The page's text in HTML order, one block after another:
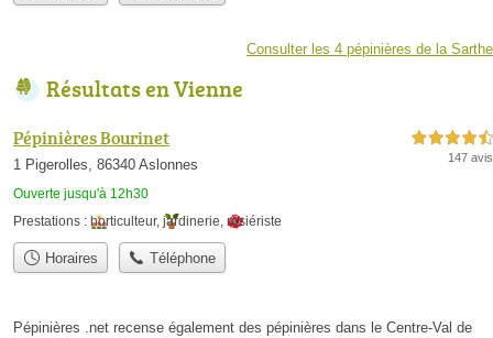
Consulter les 4 pépinières de la Sarthe
Résultats en Vienne
Pépinières Bourinet
1 Pigerolles, 86340 Aslonnes
Ouverte jusqu'à 12h30
4,5 étoiles sur 5
147 avis
Prestations : horticulteur, jardinerie rosiériste
Horaires Téléphone
Pépinières .net recense également des pépinières dans le Centre-Val de